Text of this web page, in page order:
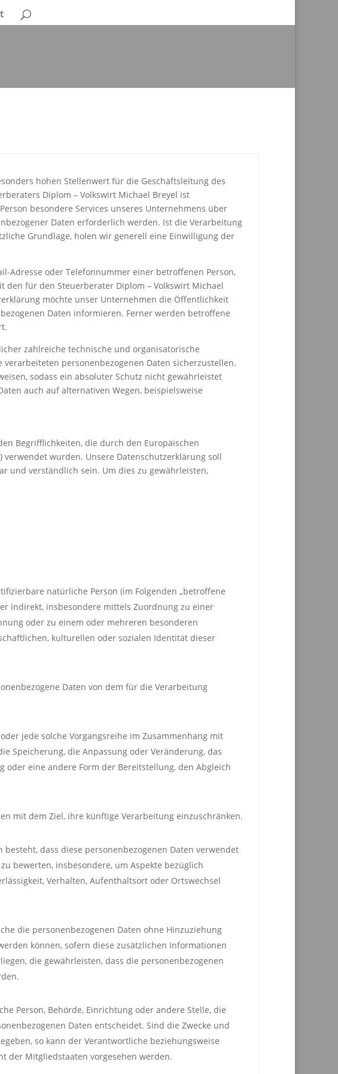
hohen Stellenwert für die Geschäftsleitung des
Diplom – Volkswirt Michael Breyel ist
besondere Services unseres Unternehmens über
Daten erforderlich werden. Ist die Verarbeitung
Grundlage, holen wir generell eine Einwilligung der
Adresse oder Telefonnummer einer betroffenen Person,
für den Steuerberater Diplom – Volkswirt Michael
möchte unser Unternehmen die Öffentlichkeit
Daten informieren. Ferner werden betroffene
zahlreiche technische und organisatorische
personenbezogenen Daten sicherzustellen.
sodass ein absoluter Schutz nicht gewährleistet
auch auf alternativen Wegen, beispielsweise
Begrifflichkeiten, die durch den Europäischen
wurden. Unsere Datenschutzerklärung soll
und verständlich sein. Um dies zu gewährleisten,
natürliche Person (im Folgenden „betroffene
indirekt, insbesondere mittels Zuordnung zu einer
oder zu einem oder mehreren besonderen
kulturellen oder sozialen Identität dieser
Daten von dem für die Verarbeitung
jede solche Vorgangsreihe im Zusammenhang mit
Speicherung, die Anpassung oder Veränderung, das
eine andere Form der Bereitstellung, den Abgleich
mit dem Ziel, ihre künftige Verarbeitung einzuschränken.
dass diese personenbezogenen Daten verwendet
bewerten, insbesondere, um Aspekte bezüglich
Verhalten, Aufenthaltsort oder Ortswechsel
die personenbezogenen Daten ohne Hinzuziehung
können, sofern diese zusätzlichen Informationen
die gewährleisten, dass die personenbezogenen
Person, Behörde, Einrichtung oder andere Stelle, die
Daten entscheidet. Sind die Zwecke und
so kann der Verantwortliche beziehungsweise
der Mitgliedstaaten vorgesehen werden.